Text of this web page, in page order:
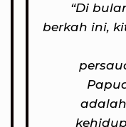
“Di
berkah ini,